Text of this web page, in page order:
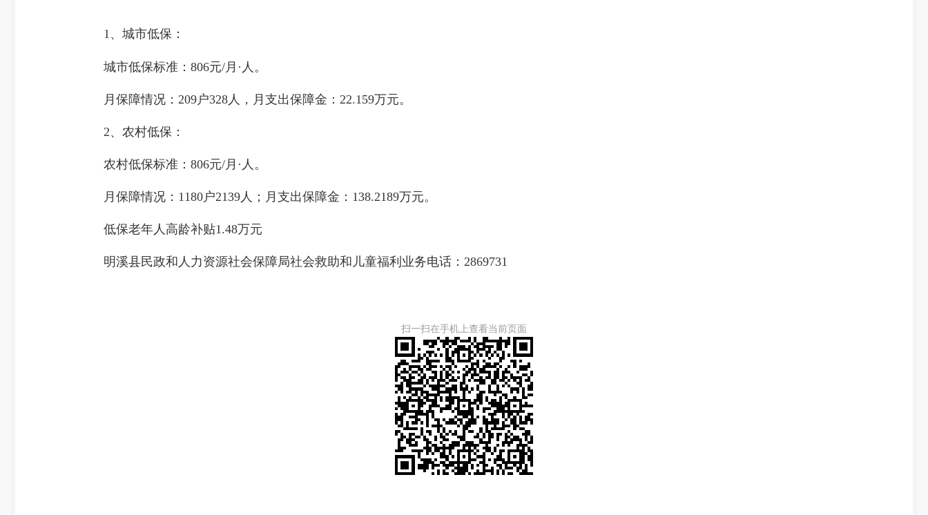
1、城市低保：
城市低保标准：806元/月·人。
月保障情况：209户328人，月支出保障金：22.159万元。
2、农村低保：
农村低保标准：806元/月·人。
月保障情况：1180户2139人；月支出保障金：138.2189万元。
低保老年人高龄补贴1.48万元
明溪县民政和人力资源社会保障局社会救助和儿童福利业务电话：2869731
扫一扫在手机上查看当前页面